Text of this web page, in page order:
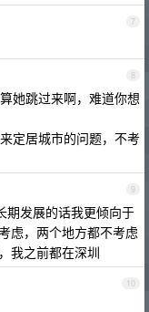
7
8
她跳过来啊，难道你想
定居城市的问题，不考
9
期发展的话我更倾向于
虑，两个地方都不考虑
我之前都在深圳
10